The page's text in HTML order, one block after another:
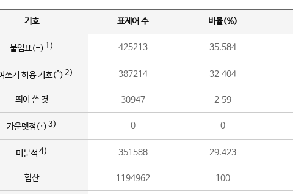
기호 표제어 수 비율(%)
붙임표(-) 1) 425213 35.584
쓰기 허용 기호(^) 2) 387214 32.404
띄어 쓴 것 30947 2.59
가운뎃점(·) 3) 0 0
미분석 4) 351588 29.423
합산 1194962 100